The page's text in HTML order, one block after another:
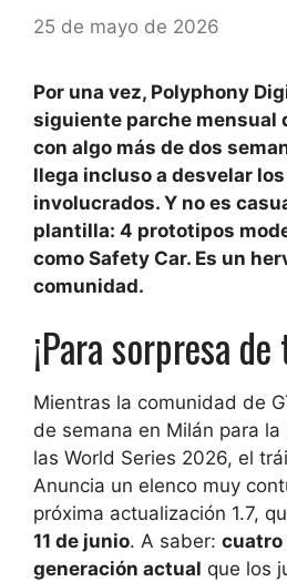
25 de mayo de 2026
Por una vez, Polyphony
siguiente parche mensual
con algo más de dos
llega incluso a desvelar
involucrados. Y no es
plantilla: 4 prototipos
como Safety Car. Es un
comunidad.
¡Para sorpresa
Mientras la comunidad de
de semana en Milán para
las World Series 2026, el
Anuncia un elenco muy
próxima actualización 1.7,
11 de junio. A saber: cuatro
generación actual que los